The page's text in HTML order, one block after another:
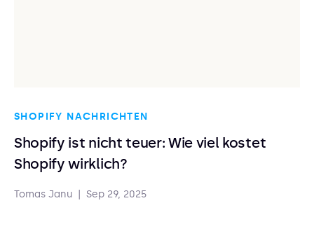
SHOPIFY NACHRICHTEN
Shopify ist nicht teuer: Wie viel kostet
Shopify wirklich?
Tomas Janu Sep 29, 2025